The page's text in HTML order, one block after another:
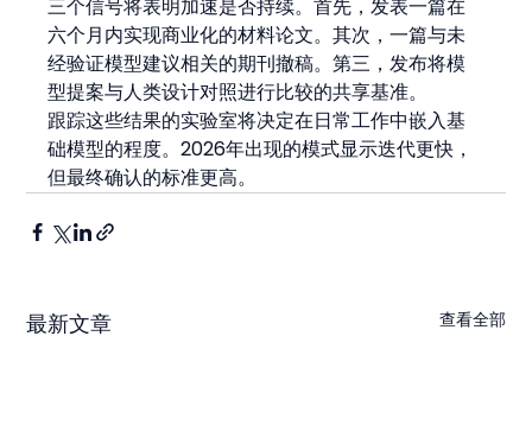
三个信号将表明加速是否持续。首先，发表一篇在
六个月内实现商业化的材料论文。其次，一篇与未
经验证模型建议相关的期刊撤稿。第三，发布将模
型提案与人类设计对照进行比较的共享基准。
跟踪这些结果的实验室将决定在日常工作中嵌入基
础模型的程度。2026年出现的模式显示迭代更快，
但最终确认的标准更高。
最新文章 查看全部